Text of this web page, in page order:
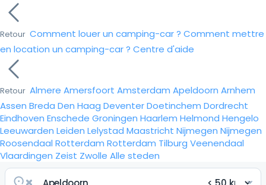
Retour Comment louer un camping-car ? Comment mettre
en location un camping-car ? Centre d'aide
Retour Almere Amersfoort Amsterdam Apeldoorn Arnhem
Assen Breda Den Haag DeventerDoetinchem Dordrecht
Eindhoven Enschede Groningen Haarlem Helmond Hengelo
Leeuwarden Leiden Lelystad Maastricht Nijmegen Nijmegen
Roosendaal Rotterdam Rotterdam Tilburg Veenendaal
Vlaardingen Zeist Zwolle Alle steden